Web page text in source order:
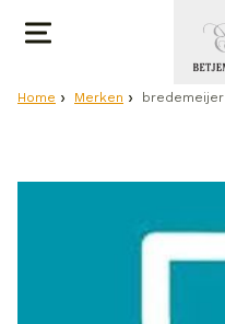
Home Merken bredemeijer